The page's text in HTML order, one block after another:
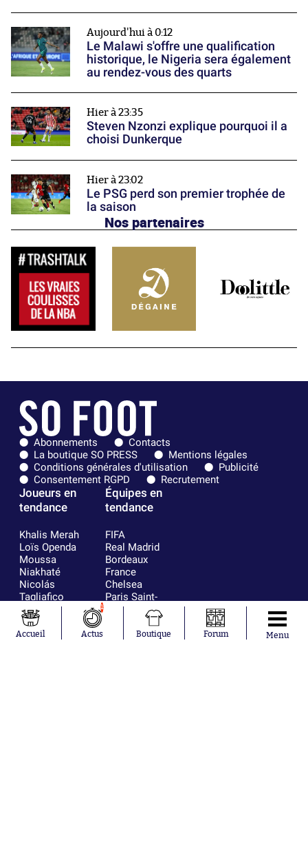
Aujourd'hui à 0:12
Le Malawi s'offre une qualification
historique, le Nigeria sera également
au rendez-vous des quarts
Hier à 23:35
Steven Nzonzi explique pourquoi il a
choisi Dunkerque
Hier à 23:02
Le PSG perd son premier trophée de
la saison
Nos partenaires
Abonnements
Contacts
La boutique SO PRESS
Mentions légales
Conditions générales d'utilisation
Publicité
Consentement RGPD
Recrutement
Joueurs en
tendance
Khalis Merah
Loïs Openda
Moussa
Niakhaté
Nicolás
Tagliafico
Pavel Šulc
Gauthier Hein
Lionel Messi
Équipes en
tendance
FIFA
Real Madrid
Bordeaux
France
Chelsea
Paris Saint-
Germain
Olympique
lyonnais
Accueil
1
Actus Boutique Forum Menu